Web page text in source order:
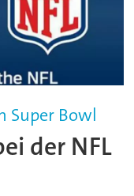
Super Bowl
der NFL